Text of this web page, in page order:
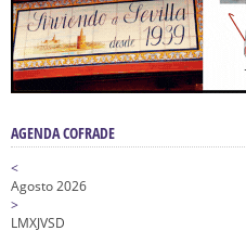
AGENDA COFRADE
<
Agosto 2026
>
LMXJVSD